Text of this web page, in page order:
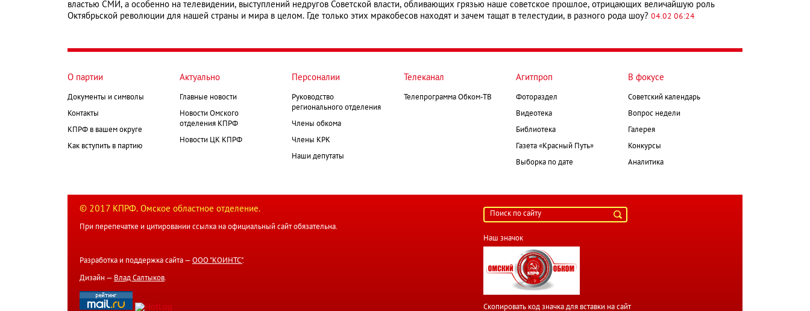
властью СМИ, а особенно на телевидении, выступлений недругов Советской власти, обливающих грязью наше советское прошлое, отрицающих величайшую роль
Октябрьской революции для нашей страны и мира в целом. Где только этих мракобесов находят и зачем тащат в телестудии, в разного рода шоу? 04.02 06:24
О партии
Документы и символы
Контакты
КПРФ в вашем округе
Как вступить в партию
Актуально
Главные новости
Новости Омского
отделения КПРФ
Новости ЦК КПРФ
Персоналии
Руководство
регионального отделения
Члены обкома
Члены КРК
Наши депутаты
Телеканал
Телепрограмма Обком-ТВ
Агитпроп
Фотораздел
Видеотека
Библиотека
Газета «Красный Путь»
Выборка по дате
В фокусе
Советский календарь
Вопрос недели
Галерея
Конкурсы
Аналитика
© 2017 КПРФ. Омское областное отделение.
При перепечатке и цитировании ссылка на официальный сайт обязательна.
Разработка и поддержка сайта — ООО "КОИНТС".
Дизайн — Влад Салтыков.
Наш значок
Скопировать код значка для вставки на сайт